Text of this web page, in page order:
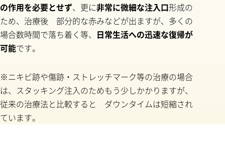
の作用を必要とせず、更に非常に微細な注入口形成の
ため、治療後 部分的な赤みなどが出ますが、多くの
場合数時間で落ち着く等、 日常生活への迅速な復帰が
可能です。
※ニキビ跡や傷跡・ストレッチマーク等の治療の場合
は、スタッキング注入のためもう少しかかりますが、
従来の治療法と比較すると ダウンタイムは短縮され
ています。